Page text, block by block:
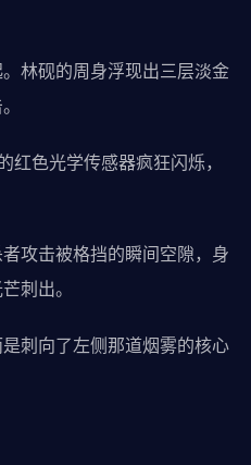
林砚的周身浮现出三层淡金
红色光学传感器疯狂闪烁，
攻击被格挡的瞬间空隙，身
刺出。
刺向了左侧那道烟雾的核心